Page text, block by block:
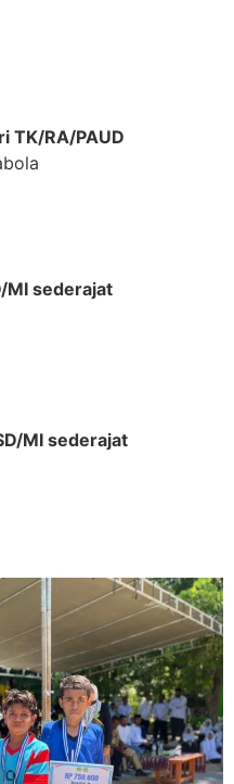
TK/RA/PAUD
MI sederajat
MI sederajat